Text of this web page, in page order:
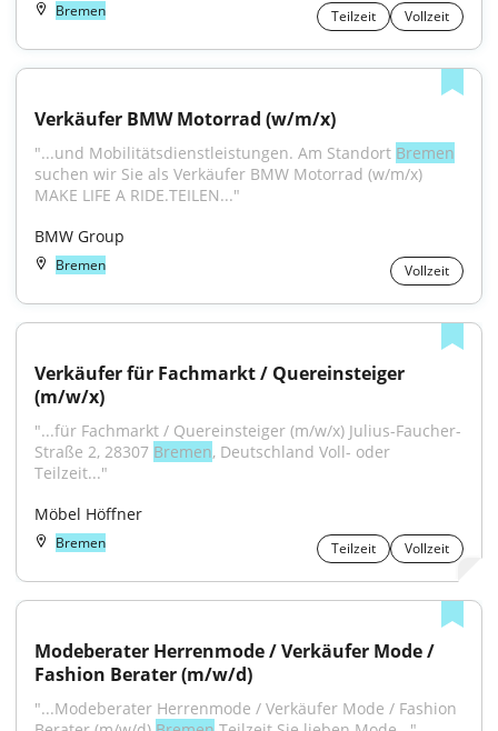
Bremen Teilzeit Vollzeit
Verkäufer BMW Motorrad (w/m/x)
"...und Mobilitätsdienstleistungen. Am Standort Bremen
suchen wir Sie als Verkäufer BMW Motorrad (w/m/x)
MAKE LIFE A RIDE.TEILEN..."
BMW Group
Bremen Vollzeit
Verkäufer für Fachmarkt / Quereinsteiger
(m/w/x)
"...für Fachmarkt / Quereinsteiger (m/w/x) Julius-Faucher-
Straße 2, 28307 Bremen, Deutschland Voll- oder
Teilzeit..."
Möbel Höffner
Bremen Teilzeit Vollzeit
Modeberater Herrenmode / Verkäufer Mode /
Fashion Berater (m/w/d)
"...Modeberater Herrenmode / Verkäufer Mode / Fashion